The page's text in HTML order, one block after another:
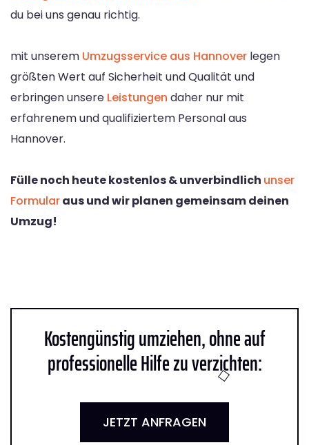
du bei uns genau richtig.
mit unserem Umzugsservice aus Hannover legen
größten Wert auf Sicherheit und Qualität und
erbringen unsere Leistungen daher nur mit
erfahrenem und qualifiziertem Personal aus
Hannover.
Fülle noch heute kostenlos & unverbindlich unser
Formularaus und wir planen gemeinsam deinen
Umzug!
Kostengünstig umziehen, ohne auf
professionelle Hilfe zu verzichten:
JETZT ANFRAGEN